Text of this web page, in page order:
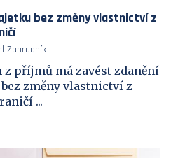
bez změny vlastnictví z
Zahradník
z příjmů má zavést zdanění
změny vlastnictví z
...